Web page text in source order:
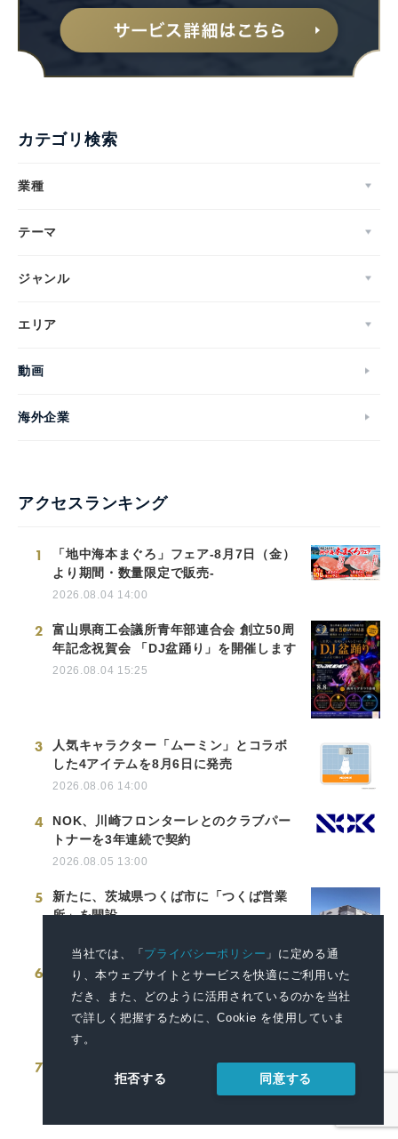
当社では、「プライバシーポリシー 」に定める通
り、本ウェブサイトとサービスを快適にご利用いた
だき、また、どのように活用されているのかを当社
で詳しく把握するために、Cookie を使用していま
す。
拒否する 同意する
カテゴリ検索
業種
テーマ
ジャンル
エリア
動画
海外企業
アクセスランキング
1
「地中海本まぐろ」フェア-8月7日（金）
より期間・数量限定で販売-
2026.08.04 14:00
2
富山県商工会議所青年部連合会 創立50周
年記念祝賀会 「DJ盆踊り」を開催します
2026.08.04 15:25
3
人気キャラクター「ムーミン」とコラボ
した4アイテムを8月6日に発売
2026.08.06 14:00
4
NOK、川崎フロンターレとのクラブパー
トナーを3年連続で契約
2026.08.05 13:00
5
新たに、茨城県つくば市に「つくば営業
所」を開設
6
神奈川県厚木市に初の自社運営型物流拠
点が稼働～住宅資材物流を集約・効率化
し物流ネットワークを最適化～
7
令和８年度第２回 市営住宅の入居者募集